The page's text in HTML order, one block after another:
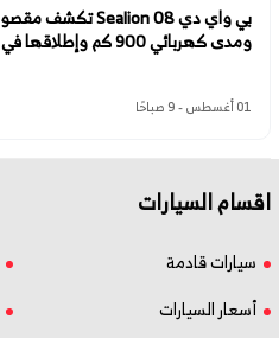
ومدى كهربائي 900 كم وإطلاقها في أغسطس
01 أغسطس - 9 صباحًا
اقسام السيارات
سيارات قادمة
أسعار السيارات